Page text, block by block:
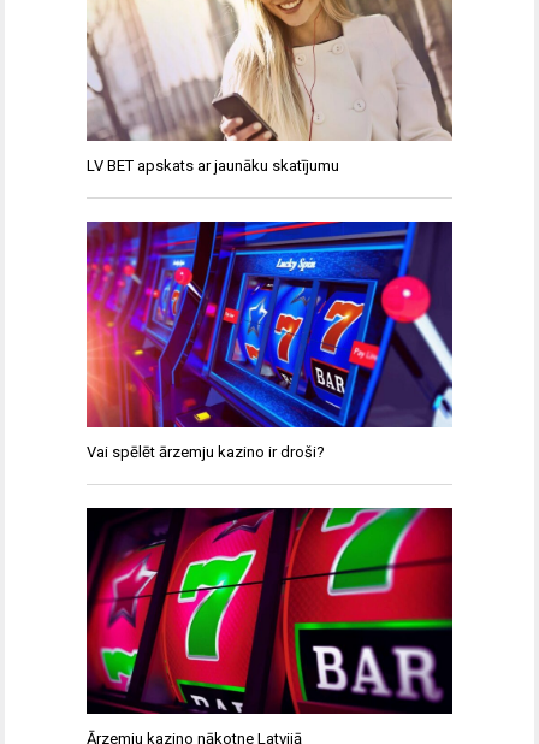
LV BET apskats ar jaunāku skatījumu
Vai spēlēt ārzemju kazino ir droši?
Ārzemju kazino nākotne Latvijā